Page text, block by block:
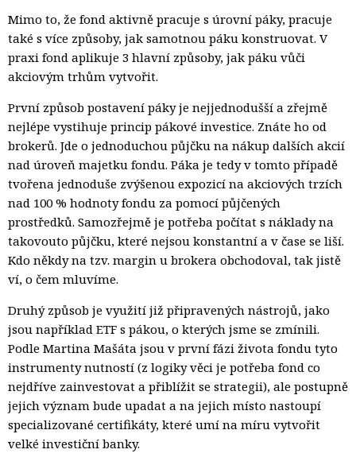
Mimo to, že fond aktivně pracuje s úrovní páky, pracuje
také s více způsoby, jak samotnou páku konstruovat. V
praxi fond aplikuje 3 hlavní způsoby, jak páku vůči
akciovým trhům vytvořit.
První způsob postavení páky je nejjednodušší a zřejmě
nejlépe vystihuje princip pákové investice. Znáte ho od
brokerů. Jde o jednoduchou půjčku na nákup dalších akcií
nad úroveň majetku fondu. Páka je tedy v tomto případě
tvořena jednoduše zvýšenou expozicí na akciových trzích
nad 100 % hodnoty fondu za pomocí půjčených
prostředků. Samozřejmě je potřeba počítat s náklady na
takovouto půjčku, které nejsou konstantní a v čase se liší.
Kdo někdy na tzv. margin u brokera obchodoval, tak jistě
ví, o čem mluvíme.
Druhý způsob je využití již připravených nástrojů, jako
jsou například ETF s pákou, o kterých jsme se zmínili.
Podle Martina Mašáta jsou v první fázi života fondu tyto
instrumenty nutností (z logiky věci je potřeba fond co
nejdříve zainvestovat a přiblížit se strategii), ale postupně
jejich význam bude upadat a na jejich místo nastoupí
specializované certifikáty, které umí na míru vytvořit
velké investiční banky.